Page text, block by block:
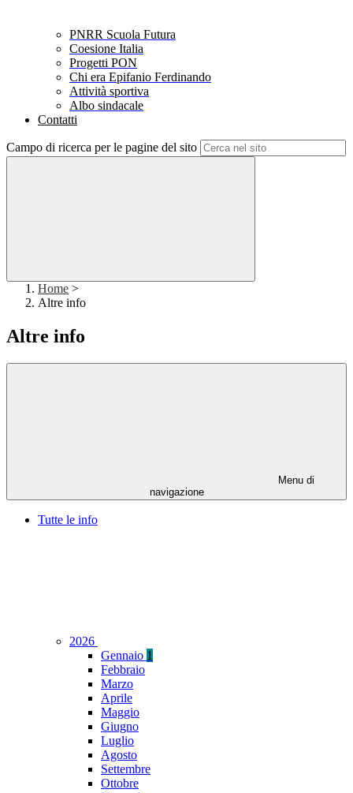
PNRR Scuola Futura
Coesione Italia
Progetti PON
Chi era Epifanio Ferdinando
Attività sportiva
Albo sindacale
Contatti
Campo di ricerca per le pagine del sito
Home >
Altre info
Altre info
Menu di
navigazione
Tutte le info
2026
Gennaio 1
Febbraio
Marzo
Aprile
Maggio
Giugno
Luglio
Agosto
Settembre
Ottobre